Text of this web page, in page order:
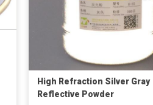
High Refraction Silver Gray
Reflective Powder